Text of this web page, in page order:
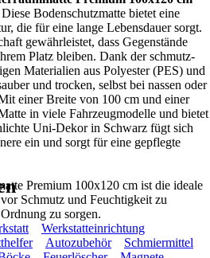
Bodenschutzmatte bietet eine
die für eine lange Lebensdauer sorgt.
gewährleistet, dass Gegenstände
Platz bleiben. Dank der schmutz-
Materialien aus Polyester (PES) und
und trocken, selbst bei nassen oder
einer Breite von 100 cm und einer
in viele Fahrzeugmodelle und bietet
Uni-Dekor in Schwarz fügt sich
ein und sorgt für eine gepflegte
Premium 100x120 cm ist die ideale
Schmutz und Feuchtigkeit zu
zu sorgen.
Werkstatteinrichtung
Autozubehör
Schmiermittel